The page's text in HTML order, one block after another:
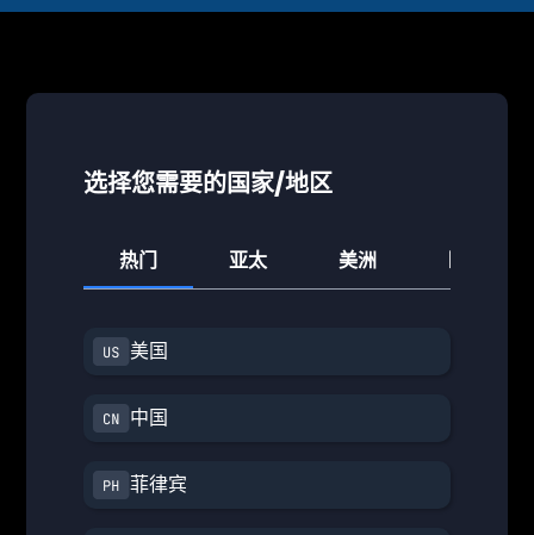
选择您需要的国家/地区
热门 亚太 美洲 欧洲
美国
中国
菲律宾